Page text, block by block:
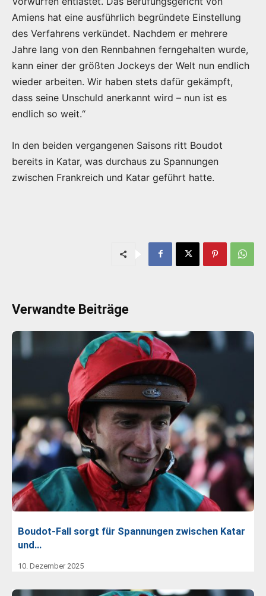
Amiens hat eine ausführlich begründete Einstellung
des Verfahrens verkündet. Nachdem er mehrere
Jahre lang von den Rennbahnen ferngehalten wurde,
kann einer der größten Jockeys der Welt nun endlich
wieder arbeiten. Wir haben stets dafür gekämpft,
dass seine Unschuld anerkannt wird – nun ist es
endlich so weit.“
In den beiden vergangenen Saisons ritt Boudot
bereits in Katar, was durchaus zu Spannungen
zwischen Frankreich und Katar geführt hatte.
Verwandte Beiträge
Boudot-Fall sorgt für Spannungen zwischen Katar
und…
10. Dezember 2025